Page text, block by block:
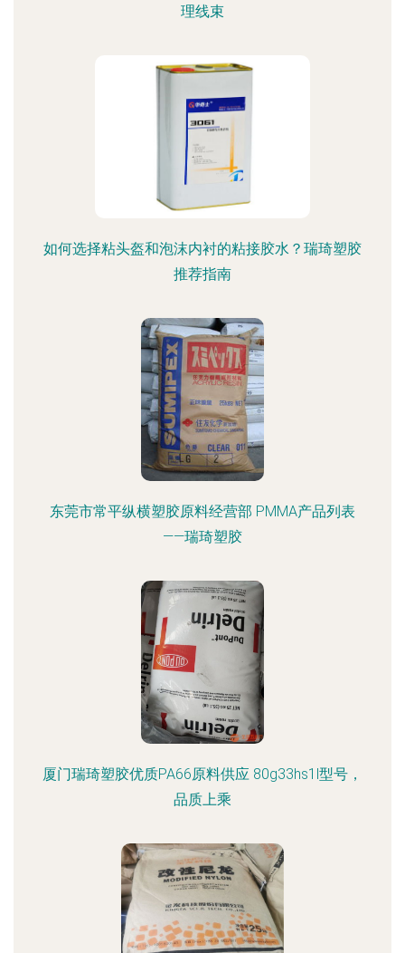
理线束
如何选择粘头盔和泡沫内衬的粘接胶水？瑞琦塑胶
推荐指南
东莞市常平纵横塑胶原料经营部 PMMA产品列表
——瑞琦塑胶
厦门瑞琦塑胶优质PA66原料供应 80g33hs1l型号，
品质上乘